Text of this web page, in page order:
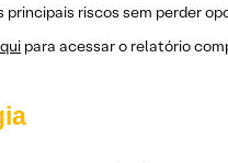
principais riscos sem perder
para acessar o relatório